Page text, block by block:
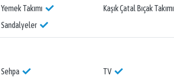
Yemek Takımı
Kaşık Çatal Bıçak Takımı
Sandalyeler
Sehpa
TV